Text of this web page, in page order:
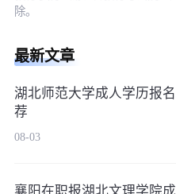
除。
最新文章
湖北师范大学成人学历报
荐
08-03